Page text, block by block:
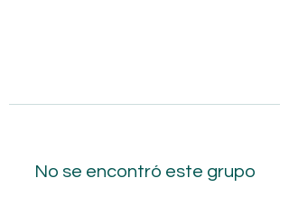
No se encontró este grupo